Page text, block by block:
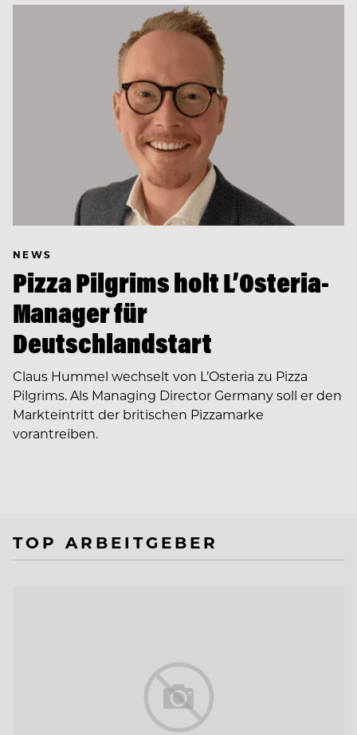
NEWS
Pizza Pilgrims holt L’Osteria-
Manager für
Deutschlandstart
Claus Hummel wechselt von L’Osteria zu Pizza
Pilgrims. Als Managing Director Germany soll er den
Markteintritt der britischen Pizzamarke
vorantreiben.
TOP ARBEITGEBER